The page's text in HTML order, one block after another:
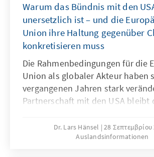
Warum das Bündnis mit den
unersetzlich ist – und die
Union ihre Haltung gegenüber
konkretisieren muss
Die Rahmenbedingungen für die
Union als globaler Akteur haben
vergangenen Jahren stark
Partnerschaft mit den USA bleibt
Außenbeziehungen der EU. Für
allerdings ist die Systemrivalität
Dr. Lars Hänsel
28 Σεπτεμβρίου
Auslandsinformationen